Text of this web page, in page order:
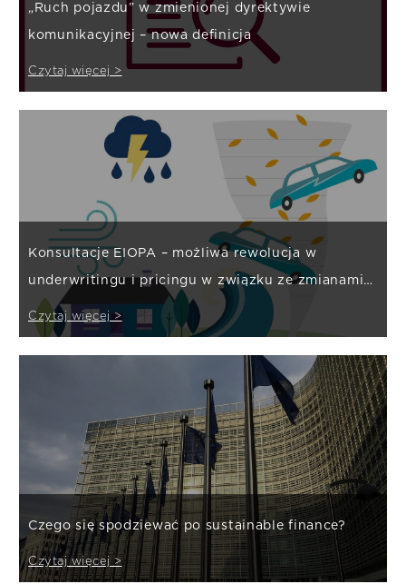
„Ruch pojazdu” w zmienionej dyrektywie
komunikacyjnej – nowa definicja
Czytaj więcej >
Konsultacje EIOPA – możliwa rewolucja w
underwritingu i pricingu w związku ze zmianami
klimatu?
Czytaj więcej >
Czego się spodziewać po sustainable finance?
Czytaj więcej >